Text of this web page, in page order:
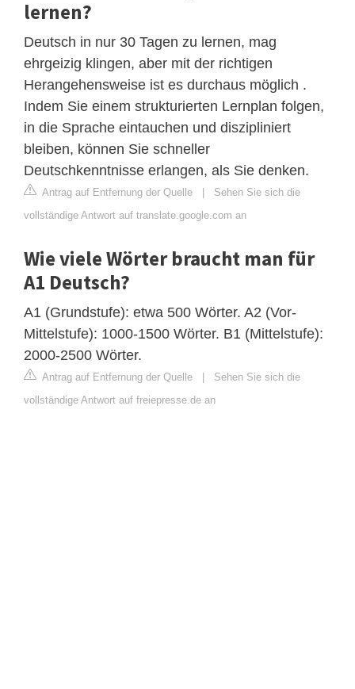
lernen?
Deutsch in nur 30 Tagen zu lernen, mag
ehrgeizig klingen, aber mit der richtigen
Herangehensweise ist es durchaus möglich .
Indem Sie einem strukturierten Lernplan folgen,
in die Sprache eintauchen und diszipliniert
bleiben, können Sie schneller
Deutschkenntnisse erlangen, als Sie denken.
Antrag auf Entfernung der Quelle | Sehen Sie sich die
vollständige Antwort auf translate.google.com an
Wie viele Wörter braucht man für
A1 Deutsch?
A1 (Grundstufe): etwa 500 Wörter. A2 (Vor-
Mittelstufe): 1000-1500 Wörter. B1 (Mittelstufe):
2000-2500 Wörter.
Antrag auf Entfernung der Quelle | Sehen Sie sich die
vollständige Antwort auf freiepresse.de an